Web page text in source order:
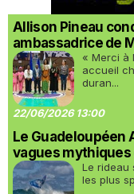
Allison Pineau
ambassadrice de
« Merci à
accueil
duran...
22/06/2026 13:00
Le
vagues mythiques
Le rideau
les plus